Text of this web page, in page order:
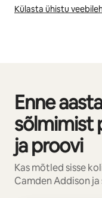
Külasta ühistu
Enne
sõlmimist
ja proovi
Kas mõtled sisse
Camden Addison
Kuvatud 0/0